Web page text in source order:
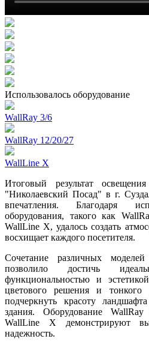
Использовалось оборудование
WallRay 3/6
WallRay 12/20/27
WallLine X
Итоговый результат
"Николаевский Посад" в г.
впечатления. Благодаря
оборудования, такого как
WallLine X, удалось создать
восхищает каждого посетителя.
Сочетание различных моделей
позволило достичь
функциональностью и
цветового решения и тонкого
подчеркнуть красоту
здания. Оборудование
WallLine X демонстрируют
надежность.